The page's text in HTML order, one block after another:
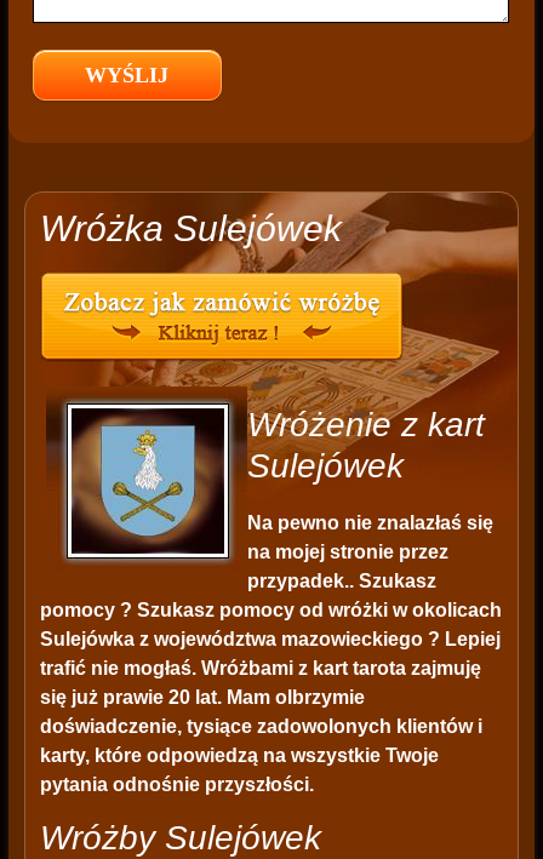
Wróżka Sulejówek
Wróżenie z kart
Sulejówek
Na pewno nie znalazłaś się
na mojej stronie przez
przypadek.. Szukasz
pomocy ? Szukasz pomocy od wróżki w okolicach
Sulejówka z województwa mazowieckiego ? Lepiej
trafić nie mogłaś. Wróżbami z kart tarota zajmuję
się już prawie 20 lat. Mam olbrzymie
doświadczenie, tysiące zadowolonych klientów i
karty, które odpowiedzą na wszystkie Twoje
pytania odnośnie przyszłości.
Wróżby Sulejówek